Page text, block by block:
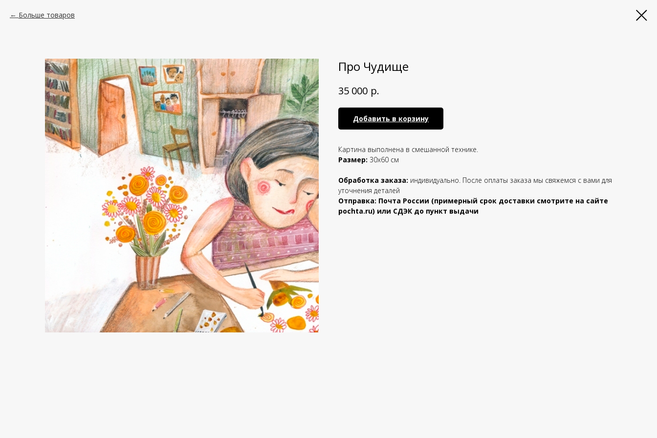
Больше товаров
Про Чудище
35 000 р.
Добавить в корзину
Картина выполнена в смешанной технике.
Размер: 30х60 см
Обработка заказа: индивидуально. После оплаты заказа мы свяжемся с вами для
уточнения деталей
Отправка: Почта России (примерный срок доставки смотрите на сайте
pochta.ru) или СДЭК до пункт выдачи